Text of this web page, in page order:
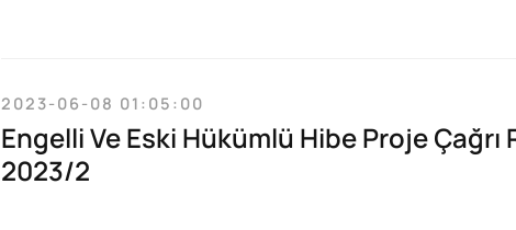
2023-06-08 01:05:00
Engelli Ve Eski Hükümlü Hibe Proje Çağrı
2023/2